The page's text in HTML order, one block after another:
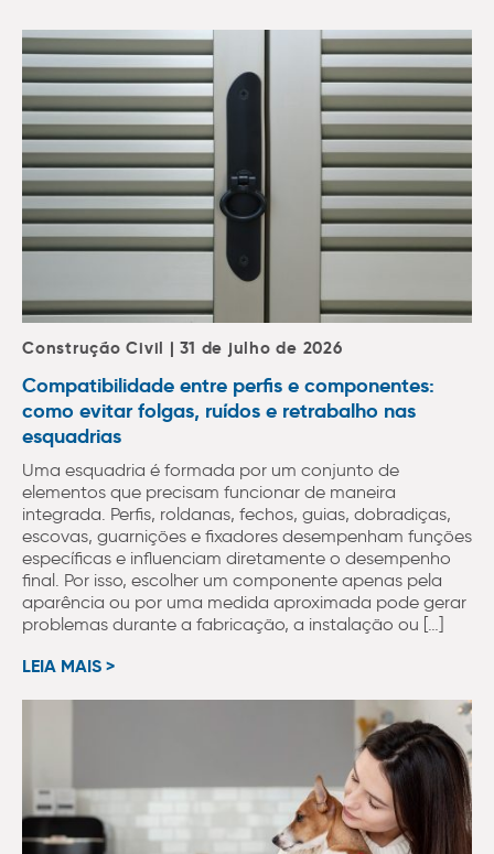
Construção Civil | 31 de julho de 2026
Compatibilidade entre perfis e componentes:
como evitar folgas, ruídos e retrabalho nas
esquadrias
Uma esquadria é formada por um conjunto de
elementos que precisam funcionar de maneira
integrada. Perfis, roldanas, fechos, guias, dobradiças,
escovas, guarnições e fixadores desempenham funções
específicas e influenciam diretamente o desempenho
final. Por isso, escolher um componente apenas pela
aparência ou por uma medida aproximada pode gerar
problemas durante a fabricação, a instalação ou […]
LEIA MAIS >